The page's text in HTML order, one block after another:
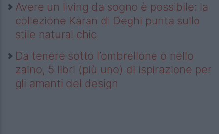
Avere un living da sogno è possibile: la
collezione Karan di Deghi punta sullo
stile natural chic
Da tenere sotto l’ombrellone o nello
zaino, 5 libri (più uno) di ispirazione per
gli amanti del design